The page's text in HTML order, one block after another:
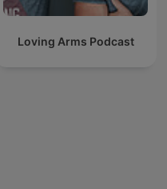
Loving Arms Podcast